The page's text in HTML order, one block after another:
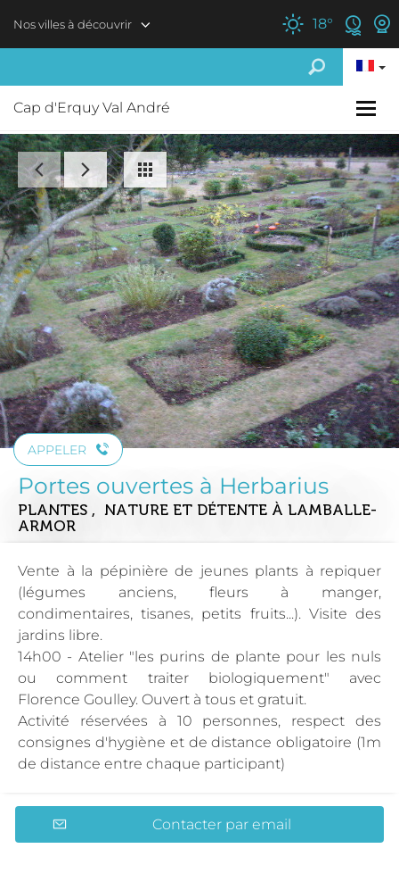
Nos villes à découvrir 18°
Cap d'Erquy Val André
APPELER
Portes ouvertes à Herbarius
PLANTES , NATURE ET DÉTENTE À LAMBALLE-
ARMOR
Vente à la pépinière de jeunes plants à repiquer
(légumes anciens, fleurs à manger,
condimentaires, tisanes, petits fruits...). Visite des
jardins libre.
14h00 - Atelier "les purins de plante pour les nuls
ou comment traiter biologiquement" avec
Florence Goulley. Ouvert à tous et gratuit.
Activité réservées à 10 personnes, respect des
consignes d'hygiène et de distance obligatoire (1m
de distance entre chaque participant)
Contacter par email